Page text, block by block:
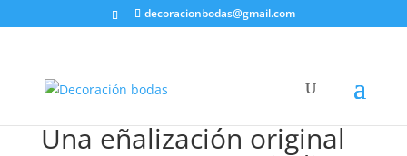
decoracionbodas@gmail.com
Una eñalización original